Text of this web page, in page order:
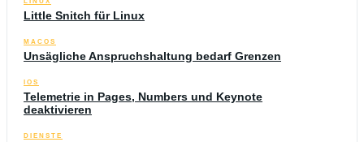
Little Snitch für Linux
MACOS
Unsägliche Anspruchshaltung bedarf Grenzen
IOS
Telemetrie in Pages, Numbers und Keynote
deaktivieren
DIENSTE